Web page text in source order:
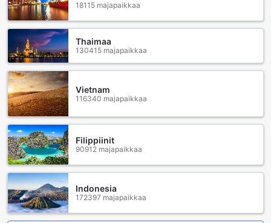
lentokentälle lähtöä.
18115 majapaikkaa
Thaimaa
130415 majapaikkaa
Vietnam
116340 majapaikkaa
Filippiinit
90912 majapaikkaa
Indonesia
172397 majapaikkaa